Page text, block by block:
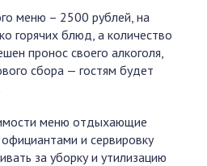
меню – 2500 рублей, на
горячих блюд, а количество
пронос своего алкоголя,
сбора — гостям будет
меню отдыхающие
и сервировку
за уборку и утилизацию